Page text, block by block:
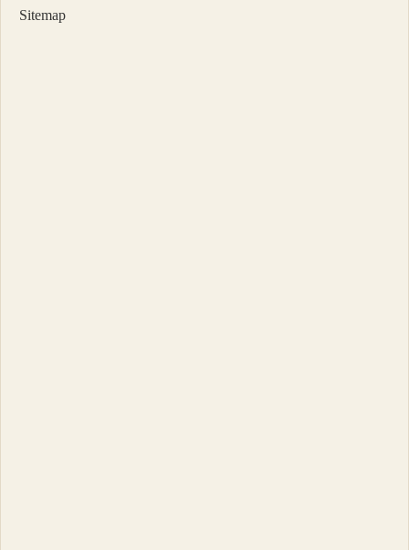
Sitemap